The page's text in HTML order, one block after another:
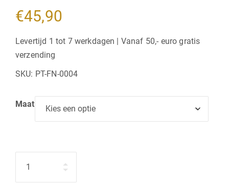
€45,90
Levertijd 1 tot 7 werkdagen | Vanaf 50,- euro gratis
verzending
SKU: PT-FN-0004
Maat